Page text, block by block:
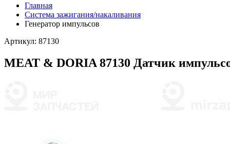
Главная
Система зажигания/накаливания
Генератор импульсов
Артикул: 87130
MEAT & DORIA 87130 Датчик